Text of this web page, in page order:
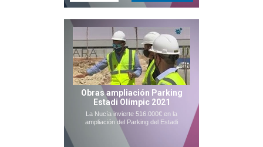
Obras ampliación Parking
Estadi Olímpic 2021
La Nucía invierte 516.000€ en la
ampliación del Parking del Estadi